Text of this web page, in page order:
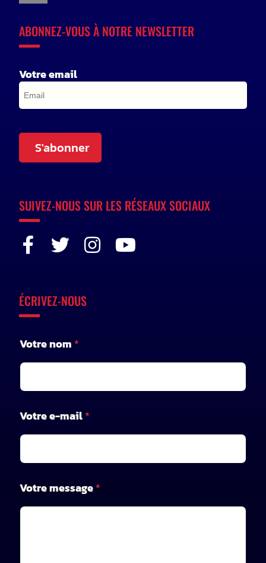
ABONNEZ-VOUS À NOTRE NEWSLETTER
Votre email
S'abonner
SUIVEZ-NOUS SUR LES RÉSEAUX SOCIAUX
ÉCRIVEZ-NOUS
Votre nom *
o
t
r
e
o
t
r
Votre e-mail*
Votre message*